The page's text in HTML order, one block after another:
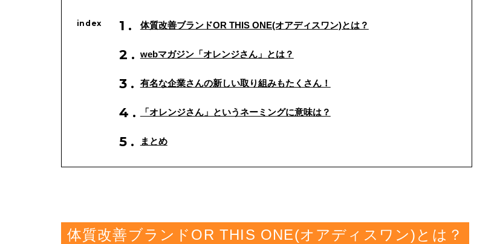
体質改善ブランドOR THIS ONE(オアディスワン)とは？
webマガジン「オレンジさん」とは？
有名な企業さんの新しい取り組みもたくさん！
「オレンジさん」というネーミングに意味は？
まとめ
体質改善ブランドOR THIS ONE(オアディスワン)とは？